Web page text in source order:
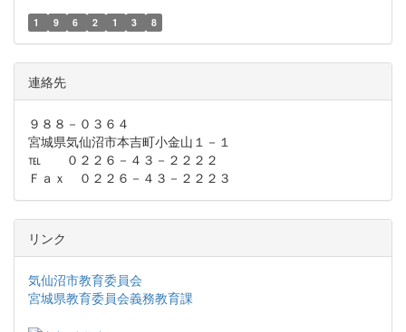
1 9 6 2 1 3 8
連絡先
９８８－０３６４
宮城県気仙沼市本吉町小金山１－１
℡ ０２２６－４３－２２２２
Ｆａｘ ０２２６－４３－２２２３
リンク
気仙沼市教育委員会
宮城県教育委員会義務教育課